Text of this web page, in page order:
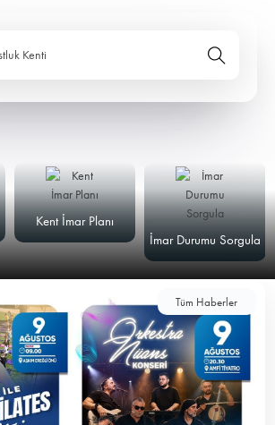
Kenti
Kent İmar Planı
İmar Durumu Sorgula
Tüm Haberler